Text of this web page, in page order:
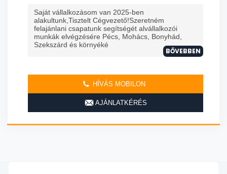
Saját vállalkozásom van 2025-ben
alakultunk,Tisztelt Cégvezető!Szeretném
felajánlani csapatunk segítségét alvállalkozói
munkák elvégzésére Pécs, Mohács, Bonyhád,
Szekszárd és környéké
BŐVEBBEN
HÍVÁS MOBILON
AJÁNLATKÉRÉS